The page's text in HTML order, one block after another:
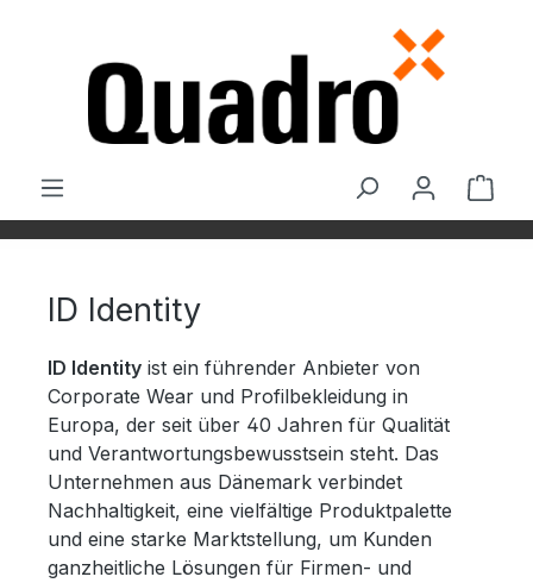
ID Identity
ID Identity ist ein führender Anbieter von
Corporate Wear und Profilbekleidung in
Europa, der seit über 40 Jahren für Qualität
und Verantwortungsbewusstsein steht. Das
Unternehmen aus Dänemark verbindet
Nachhaltigkeit, eine vielfältige Produktpalette
und eine starke Marktstellung, um Kunden
ganzheitliche Lösungen für Firmen- und